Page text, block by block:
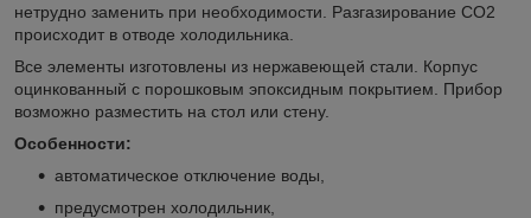
нетрудно заменить при необходимости. Разгазирование СО2
происходит в отводе холодильника.
Все элементы изготовлены из нержавеющей стали. Корпус
оцинкованный с порошковым эпоксидным покрытием. Прибор
возможно разместить на стол или стену.
Особенности:
автоматическое отключение воды,
предусмотрен холодильник,